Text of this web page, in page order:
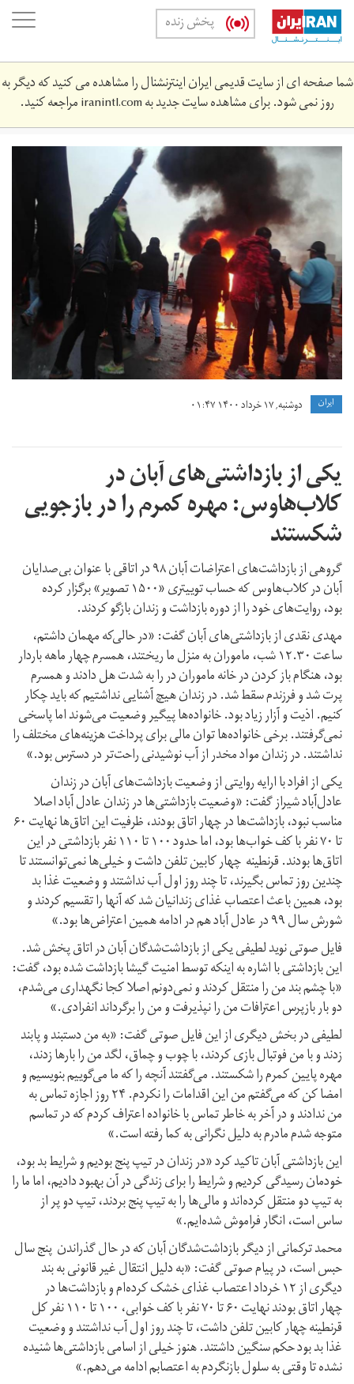
Skip
main
content
پخش زنده
شما صفحه ای از سایت قدیمی ایران اینترنشنال را مشاهده می کنید که دیگر به
روز نمی شود. برای مشاهده سایت جدید بهiranintl.comمراجعه کنید.
t-
3443_1398-
21.jpg
ايران دوشنبه, ۱۷ خرداد ۱۴۰۰ ۰۱:۴۷
یکی از بازداشتی‌های آبان در
کلاب‌هاوس: مهره کمرم را در بازجویی
شکستند
گروهی از بازداشت‌های اعتراضات آبان ۹۸ در اتاقی با عنوان بی‌صدایان
آبان در کلاب‌هاوس که حساب توییتری «‌۱۵۰۰ تصویر» برگزار کرده
بود، روایت‌های خود را از دوره بازداشت و زندان بازگو کردند.
مهدی نقدی از بازداشتی‌های آبان گفت: «در حالی‌که مهمان داشتم،
ساعت ۱۲.۳۰ شب، ماموران به منزل ما ریختند، همسرم چهار ماهه باردار
بود، هنگام باز کردن در خانه ماموران در را به شدت هل دادند و همسرم
پرت شد و فرزندم سقط شد. در زندان هیچ آشنایی نداشتیم که باید چکار
کنیم. اذیت و آزار زیاد بود. خانواده‌ها پیگیر وضعیت می‌شوند اما پاسخی
نمی‌گرفتند. برخی خانواده‌ها توان مالی برای پرداخت هزینه‌های مختلف را
نداشتند. در زندان مواد مخدر از آب نوشیدنی راحت‌تر در دسترس بود.»
یکی از افراد با ارایه روایتی از وضعیت بازداشت‌های آبان در زندان
عادل‌آباد شیراز گفت: «وضعیت بازداشتی‌‌ها در زندان عادل آباد اصلا
مناسب نبود، بازداشت‌ها در چهار اتاق بودند، ظرفیت این اتاق‌ها نهایت ۶۰
تا ۷۰ نفر با کف خواب‌ها بود، اما حدود ۱۰۰ تا ۱۱۰ نفر بازداشتی در این
اتاق‌ها بودند. قرنطینه چهار کابین تلفن داشت و خیلی‌ها نمی‌توانستند تا
چندین روز تماس بگیرند، تا چند روز اول آب نداشتند و وضعیت غذا بد
بود، همین باعث اعتصاب غذای زندانیان شد که آنها را تقسیم کردند و
شورش سال ۹۹ در عادل آباد هم در ادامه همین اعتراض‌ها بود.»
فایل صوتی نوید لطیفی یکی از بازداشت‌شدگان آبان در اتاق پخش شد.
این بازداشتی با اشاره به اینکه توسط امنیت گیشا بازداشت شده بود، گفت:
«با چشم بند من را منتقل کردند و نمی‌دونم اصلا کجا نگهداری می‌شدم،
دو بار بازپرس اعترافات من را نپذیرفت و من را برگرداند انفرادی.»
لطیفی در بخش دیگری از این فایل صوتی گفت: «به من دستبند و پابند
زدند و با من فوتبال بازی کردند، با چوب و چماق، لگد من را بارها زدند،
مهره پایین کمرم را شکستند. می‌گفتند آنچه را که ما می‌گوییم بنویسیم و
امضا کن که می‌گفتم من این اقدامات را نکردم. ۲۴ روز اجازه تماس به
من ندادند و در آخر به خاطر تماس با خانواده اعتراف کردم که در تماسم
متوجه شدم مادرم به دلیل نگرانی به کما رفته است.»
این بازداشتی آبان تاکید کرد «در زندان در تیپ پنج بودیم و شرایط بد بود،
خودمان رسیدگی کردیم و شرایط را برای زندگی در آن بهبود دادیم، اما ما را
به تیپ دو منتقل کرده‌اند و مالی‌ها را به تیپ پنج بردند، تیپ دو پر از
ساس است، انگار فراموش شده‌ایم.»
محمد ترکمانی از دیگر بازداشت‌شدگان آبان که در حال گذراندن پنج سال
حبس است، در پیام صوتی گفت: «به دلیل انتقال غیر قانونی به بند
دیگری از ۱۲ خرداد اعتصاب غذای خشک کرده‌ام و بازداشت‌ها در
چهار اتاق بودند نهایت ۶۰ تا ۷۰ نفر با کف خوابی، ۱۰۰ تا ۱۱۰ نفر کل
قرنطینه چهار کابین تلفن داشت، تا چند روز اول آب نداشتند و وضعیت
غذا بد بود حکم سنگین داشتند. هنوز خیلی از اسامی بازداشتی‌ها شنیده
نشده تا وقتی به سلول بازنگردم به اعتصابم ادامه می‌دهم.»